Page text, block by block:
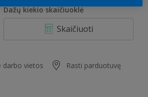
Dažų kiekio skaičiuoklė
Skaičiuoti
darbo vietos Rasti parduotuvę